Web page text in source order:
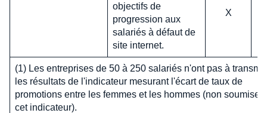
objectifs de
progression aux
salariés à défaut de
site internet.
X
(1) Les entreprises de 50 à 250 salariés n'ont pas à
les résultats de l'indicateur mesurant l'écart de taux de
promotions entre les femmes et les hommes (non soumises
cet indicateur).